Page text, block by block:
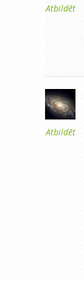
Atbildēt
Atbildēt